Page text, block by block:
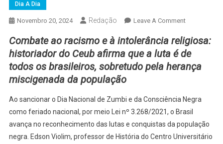
Dia A Dia
Novembro 20, 2024 Redação Leave A CommentOn
NACIONAL
DA
NOÇÃO
DE
CIDADANINA
Combate ao racismo e à intolerância religiosa:
historiador do Ceub afirma que a luta é de
todos os brasileiros, sobretudo pela herança
miscigenada da população
Ao sancionar o Dia Nacional de Zumbi e da Consciência Negra
como feriado nacional, por meio Lei nº 3.268/2021, o Brasil
avança no reconhecimento das lutas e conquistas da população
negra. Edson Violim, professor de História do Centro Universitário